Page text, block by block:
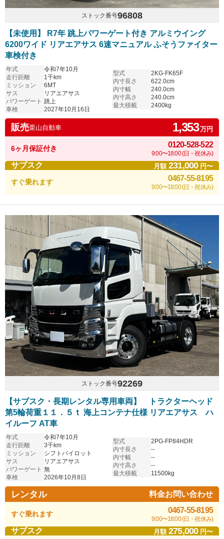
ストック番号96808
【未使用】 R7年 跳上パワーゲート付き アルミウイング
6200ワイド リアエアサス 6速マニュアル ふそうファイター
車検付き
年式
令和7年10月
走行距離
1千km
ミッション
6MT
サス
リアエアサス
パワーゲート 跳上
車検
2027年10月16日
型式
2KG-FK65F
内寸長さ
622.0cm
内寸幅
240.0cm
内寸高さ
240.0cm
最大積載
2400kg
販売栗山自動車 1,353万円
6ヶ月保証付き 0120-528-522
9:00〜18:00 (日・祝休み)
サブスク 月額231,000円〜
すぐ乗れます 0467-55-8195
9:00〜18:00 (日・祝休み)
ストック番号92269
【サブスク・長期レンタル専用車両】 トラクターヘッド
第5輪荷重１１．５ｔ 海上コンテナ仕様 リアエアサス ハ
イルーフ AT車
年式
令和7年10月
走行距離
3千km
ミッション
シフトパイロット
サス
リアエアサス
パワーゲート 無
車検
2026年10月8日
型式
2PG-FP84HDR
内寸長さ
--
内寸幅
--
内寸高さ
--
最大積載
11500kg
レンタル 料金お問い合わせ
すぐ乗れます 0467-55-8195
9:00〜18:00 (日・祝休み)
サブスク 月額275,000円〜